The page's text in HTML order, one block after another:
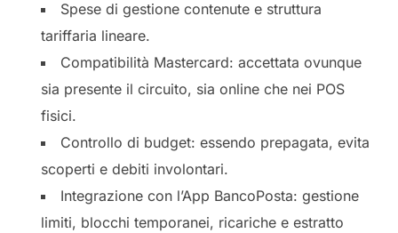
Spese di gestione contenute e struttura
tariffaria lineare.
Compatibilità Mastercard: accettata ovunque
sia presente il circuito, sia online che nei POS
fisici.
Controllo di budget: essendo prepagata, evita
scoperti e debiti involontari.
Integrazione con l’App BancoPosta: gestione
limiti, blocchi temporanei, ricariche e estratto